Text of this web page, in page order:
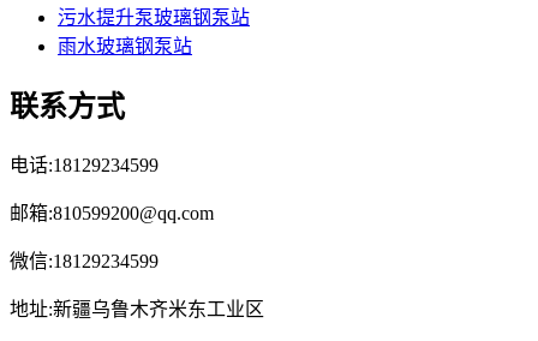
污水提升泵玻璃钢泵站
雨水玻璃钢泵站
联系方式
电话:18129234599
邮箱:810599200@qq.com
微信:18129234599
地址:新疆乌鲁木齐米东工业区